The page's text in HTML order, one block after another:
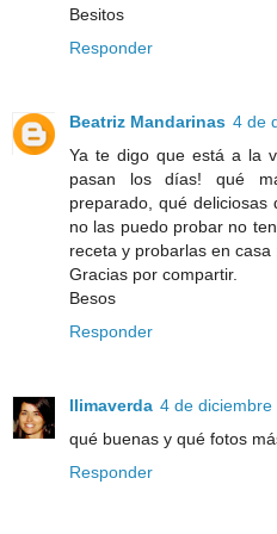
Besitos
Responder
Beatriz Mandarinas 4 de
Ya te digo que está a la
pasan los días! qué
preparado, qué
no las puedo probar no
receta y probarlas en casa
Gracias por compartir.
Besos
Responder
llimaverda 4 de
qué buenas y qué fotos
Responder